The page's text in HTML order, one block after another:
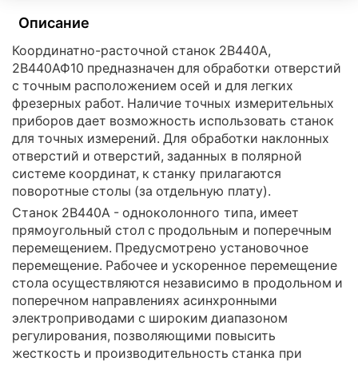
Описание
Координатно-расточной станок 2В440А,
2В440АФ10 предназначен для обработки отверстий
с точным расположением осей и для легких
фрезерных работ. Наличие точных измерительных
приборов дает возможность использовать станок
для точных измерений. Для обработки наклонных
отверстий и отверстий, заданных в полярной
системе координат, к станку прилагаются
поворотные столы (за отдельную плату).
Станок 2В440А - одноколонного типа, имеет
прямоугольный стол с продольным и поперечным
перемещением. Предусмотрено установочное
перемещение. Рабочее и ускоренное перемещение
стола осуществляются независимо в продольном и
поперечном направлениях асинхронными
электроприводами с широким диапазоном
регулирования, позволяющими повысить
жесткость и производительность станка при